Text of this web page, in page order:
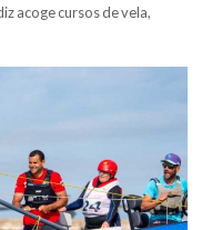
acoge cursos de vela,